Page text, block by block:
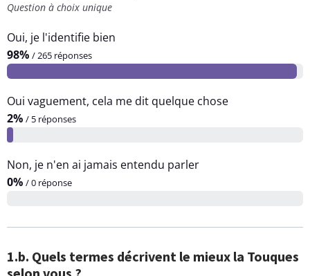
Question à choix unique
Oui, je l'identifie bien
98% / 265 réponses
Oui vaguement, cela me dit quelque chose
2% / 5 réponses
Non, je n'en ai jamais entendu parler
0% / 0 réponse
1.b. Quels termes décrivent le mieux la Touques